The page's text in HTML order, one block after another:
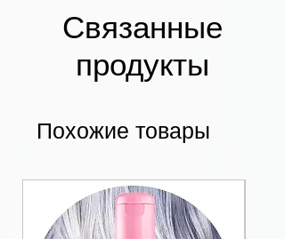
Связанные
продукты
Похожие товары